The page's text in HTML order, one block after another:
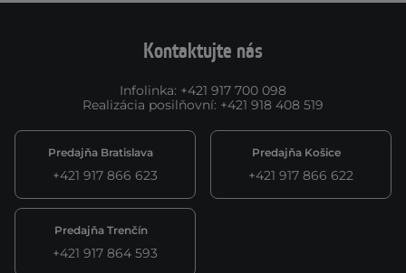
Kontaktujte nás
Infolinka: +421 917 700 098
Realizácia posilňovní: +421 918 408 519
Predajňa Bratislava
+421 917 866 623
Predajňa Košice
+421 917 866 622
Predajňa Trenčín
+421 917 864 593